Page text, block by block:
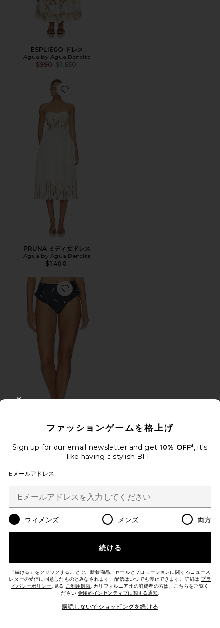
ESPLIEGO ドレス
Agua by Agua Bendita
$990 Previous price:
$1,650
Favorite PRUNA ミディ丈ドレス
PRUNA ミディ丈ドレス
Agua by Agua Bendita
$1,400
Favorite JENGIBRE ビキニボトム
JENGIBRE ビキニボトム
Agua by Agua Bendita
Favorite CUMBRE ブラウス
ファッションゲームを格上げ
Sign up for our email newsletter and get 10% OFF*, it's
like having a stylish BFF.
Eメールアドレス
ウィメンズ メンズ 両方
続ける
「続ける」をクリックすることで、新着商品、セールとプロモーションに関するニュース
レターの受信に同意したものとみなされます。配信はいつでも停止できます。詳細は プラ
イバシーポリシー. 見る ご利用制限. カリフォルニア州の消費者の方は、こちらをご覧く
ださい金銭的インセンティブに関する通知.
購読しないでショッピングを続ける